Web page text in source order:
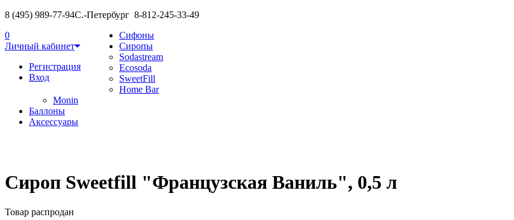
8 (495) 989-77-94С.-Петербург 8-812-245-33-49
0
Личный кабинет
Регистрация
Вход
Сифоны
Сиропы
Sodastream
Ecosoda
SweetFill
Home Bar
Monin
Баллоны
Аксессуары
Сироп Sweetfill "Французская Ваниль", 0,5 л
Товар распродан